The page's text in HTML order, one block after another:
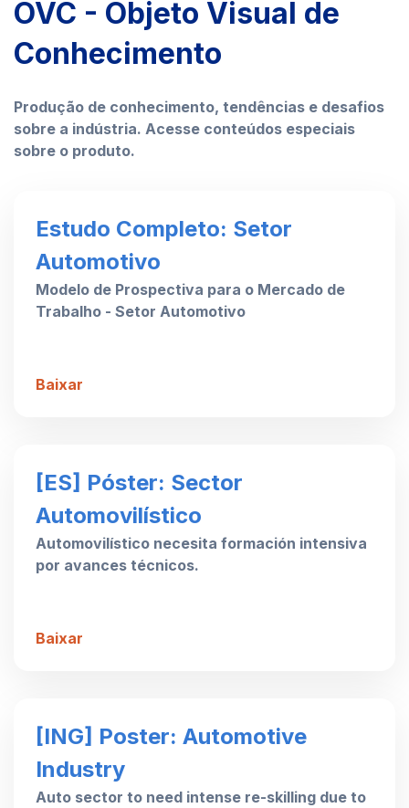
OVC - Objeto Visual de
Conhecimento
Produção de conhecimento, tendências e desafios
sobre a indústria. Acesse conteúdos especiais
sobre o produto.
Estudo Completo: Setor
Automotivo
Modelo de Prospectiva para o Mercado de
Trabalho - Setor Automotivo
Baixar
[ES] Póster: Sector
Automovilístico
Automovilístico necesita formación intensiva
por avances técnicos.
Baixar
[ING] Poster: Automotive
Industry
Auto sector to need intense re-skilling due to